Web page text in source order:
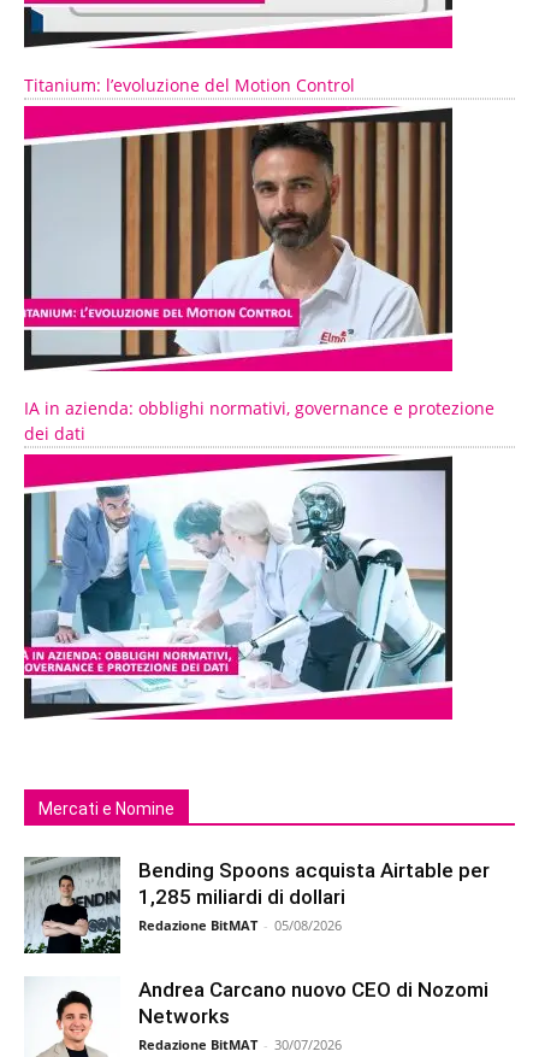
Titanium: l’evoluzione del Motion Control
IA in azienda: obblighi normativi, governance e protezione
dei dati
Mercati e Nomine
Bending Spoons acquista Airtable per
1,285 miliardi di dollari
Redazione BitMAT - 05/08/2026
Andrea Carcano nuovo CEO di Nozomi
Networks
Redazione BitMAT - 30/07/2026